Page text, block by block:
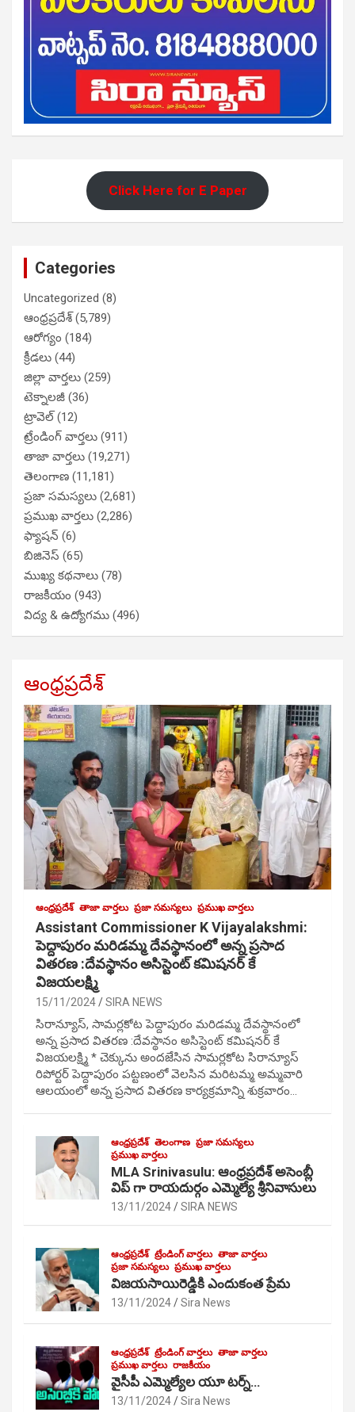
Click Here for E Paper
Categories
Uncategorized (8)
ఆంధ్రప్రదేశ్(5,789)
ఆరోగ్యం (184)
క్రీడలు (44)
జిల్లా వార్తలు (259)
టెక్నాలజీ (36)
ట్రావెల్(12)
ట్రేండింగ్ వార్తలు (911)
తాజా వార్తలు (19,271)
తెలంగాణ (11,181)
ప్రజా సమస్యలు (2,681)
ప్రముఖ వార్తలు (2,286)
ఫ్యాషన్ (6)
బిజినెస్ (65)
ముఖ్య కథనాలు (78)
రాజకీయం (943)
విద్య & ఉద్యోగము (496)
ఆంధ్రప్రదేశ్
ఆంధ్రప్రదేశ్ తాజా వార్తలు ప్రజా సమస్యలు ప్రముఖ వార్తలు
Assistant Commissioner K Vijayalakshmi:
పెద్దాపురం మరిడమ్మ దేవస్థానంలో అన్న ప్రసాద
వితరణ :దేవస్థానం అసిస్టెంట్ కమిషనర్ కే
విజయలక్ష్మి
15/11/2024 SIRA NEWS
సిరాన్యూస్, సామర్లకోట పెద్దాపురం మరిడమ్మ దేవస్థానంలో
అన్న ప్రసాద వితరణ :దేవస్థానం అసిస్టెంట్ కమిషనర్ కే
విజయలక్ష్మి * చెక్కును అందజేసిన సామర్లకోట సిరాన్యూస్
రిపోర్టర్ పెద్దాపురం పట్టణంలో వెలసిన మరిటమ్మ అమ్మవారి
ఆలయంలో అన్న ప్రసాద వితరణ కార్యక్రమాన్ని శుక్రవారం…
ఆంధ్రప్రదేశ్ తెలంగాణ ప్రజా సమస్యలు
ప్రముఖ వార్తలు
MLA Srinivasulu: ఆంధ్రప్రదేశ్ అసెంబ్లీ
విప్ గా రాయదుర్గం ఎమ్మెల్యే శ్రీనివాసులు
13/11/2024 SIRA NEWS
ఆంధ్రప్రదేశ్ ట్రేండింగ్ వార్తలు తాజా వార్తలు
ప్రజా సమస్యలు ప్రముఖ వార్తలు
విజయసాయిరెడ్డికి ఎందుకంత ప్రేమ
13/11/2024 Sira News
ఆంధ్రప్రదేశ్ ట్రేండింగ్ వార్తలు తాజా వార్తలు
ప్రముఖ వార్తలు రాజకీయం
వైసీపీ ఎమ్మెల్యేల యూ టర్న్…
13/11/2024 Sira News